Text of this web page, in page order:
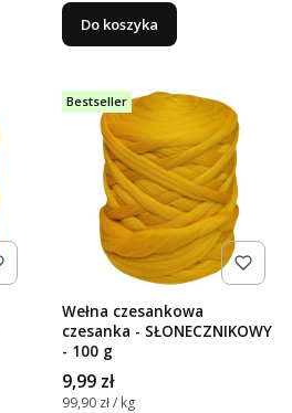
Do koszyka
Bestseller
Wełna czesankowa
czesanka - SŁONECZNIKOWY
- 100 g
Cena
9,99 zł
Cena jednostkowa
99,90 zł / kg